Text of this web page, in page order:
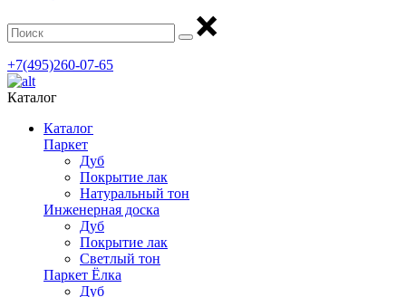
+7(495)260-07-65
Каталог
Каталог
Паркет
Дуб
Покрытие лак
Натуральный тон
Инженерная доска
Дуб
Покрытие лак
Светлый тон
Паркет Ёлка
Дуб